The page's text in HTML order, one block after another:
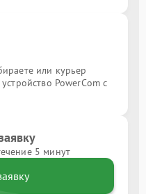
или курьер
PowerCom с
5 минут